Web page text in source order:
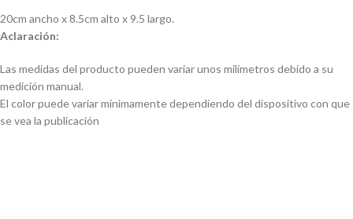
20cm ancho x 8.5cm alto x 9.5 largo.
Aclaración:
Las medidas del producto pueden variar unos milímetros debido a su
medición manual.
El color puede variar mínimamente dependiendo del dispositivo con que
se vea la publicación